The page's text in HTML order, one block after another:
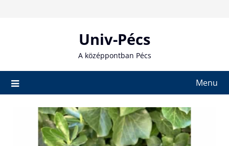
Univ-Pécs
A középpontban Pécs
Menu